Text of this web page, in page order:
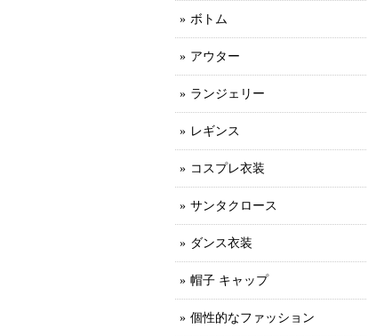
ボトム
アウター
ランジェリー
レギンス
コスプレ衣装
サンタクロース
ダンス衣装
帽子 キャップ
個性的なファッション